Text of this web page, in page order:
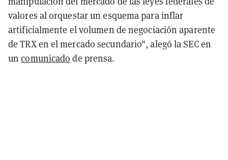
valores al orquestar un esquema para inflar
artificialmente el volumen de negociación aparente
de TRX en el mercado secundario", alegó la SEC en
uncomunicado de prensa.